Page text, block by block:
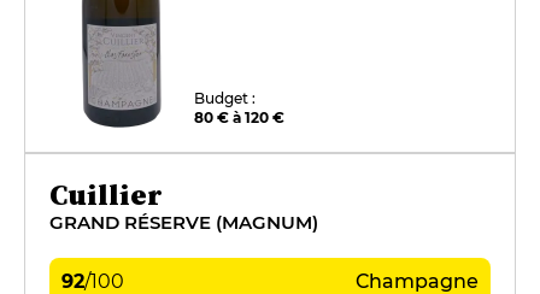
Budget :
80 € à 120 €
Cuillier
GRAND RÉSERVE (MAGNUM)
92/100 Champagne